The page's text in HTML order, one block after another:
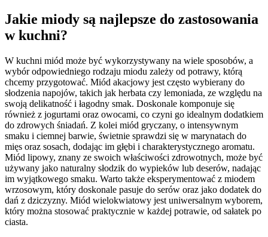
Jakie miody są najlepsze do zastosowania
w kuchni?
W kuchni miód może być wykorzystywany na wiele sposobów, a
wybór odpowiedniego rodzaju miodu zależy od potrawy, którą
chcemy przygotować. Miód akacjowy jest często wybierany do
słodzenia napojów, takich jak herbata czy lemoniada, ze względu na
swoją delikatność i łagodny smak. Doskonale komponuje się
również z jogurtami oraz owocami, co czyni go idealnym dodatkiem
do zdrowych śniadań. Z kolei miód gryczany, o intensywnym
smaku i ciemnej barwie, świetnie sprawdzi się w marynatach do
mięs oraz sosach, dodając im głębi i charakterystycznego aromatu.
Miód lipowy, znany ze swoich właściwości zdrowotnych, może być
używany jako naturalny słodzik do wypieków lub deserów, nadając
im wyjątkowego smaku. Warto także eksperymentować z miodem
wrzosowym, który doskonale pasuje do serów oraz jako dodatek do
dań z dziczyzny. Miód wielokwiatowy jest uniwersalnym wyborem,
który można stosować praktycznie w każdej potrawie, od sałatek po
ciasta.